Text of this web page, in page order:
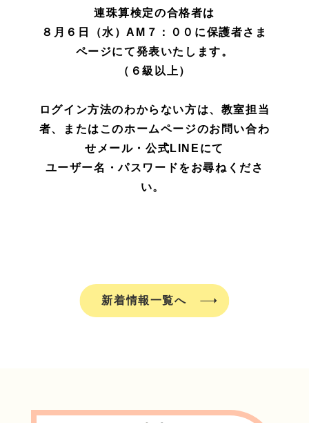
連珠算検定の合格者は
８月６日（水）AM７：００に保護者さま
ページにて発表いたします。
（６級以上）
ログイン方法のわからない方は、教室担当
者、またはこのホームページのお問い合わ
せメール・公式LINEにて
ユーザー名・パスワードをお尋ねくださ
い。
新着情報一覧へ